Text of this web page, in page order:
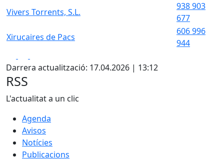
Vivers Torrents, S.L.
938 903
677
Xirucaires de Pacs
606 996
944
Darrera actualització: 17.04.2026 | 13:12
RSS
L'actualitat a un clic
Agenda
Avisos
Notícies
Publicacions